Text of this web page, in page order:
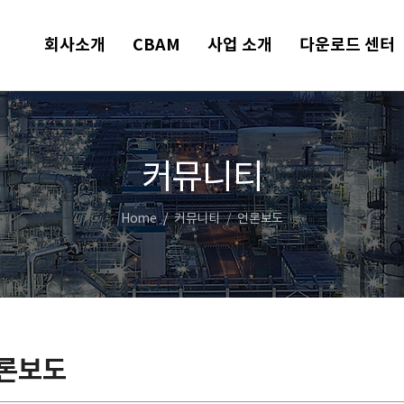
회사소개 CBAM 사업 소개 다운로드 센터
커뮤니티
Home 커뮤니티 언론보도
보도